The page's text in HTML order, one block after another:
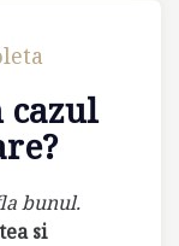
cazul
bunul.
si